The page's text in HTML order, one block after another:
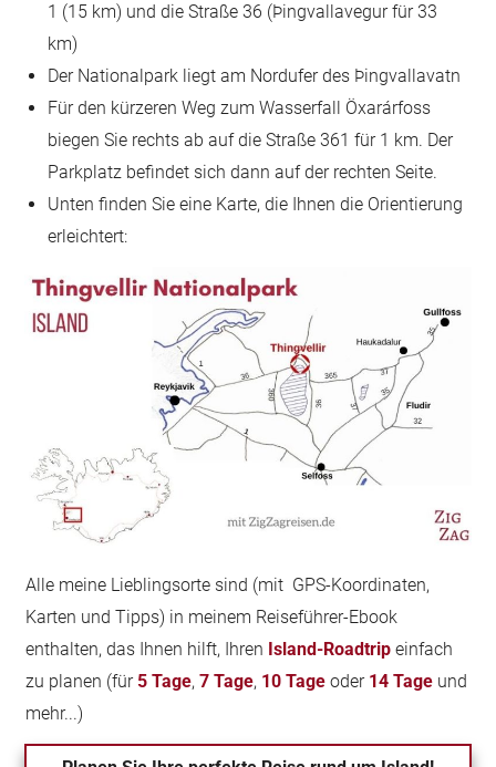
1 (15 km) und die Straße 36 (Þingvallavegur für 33
km)
Der Nationalpark liegt am Nordufer des Þingvallavatn
Für den kürzeren Weg zum Wasserfall Öxarárfoss
biegen Sie rechts ab auf die Straße 361 für 1 km. Der
Parkplatz befindet sich dann auf der rechten Seite.
Unten finden Sie eine Karte, die Ihnen die Orientierung
erleichtert:
Alle meine Lieblingsorte sind (mit GPS-Koordinaten,
Karten und Tipps) in meinem Reiseführer-Ebook
enthalten, das Ihnen hilft, Ihren Island-Roadtrip einfach
zu planen (für5 Tage,7 Tage, 10 Tage oder 14 Tage und
mehr...)